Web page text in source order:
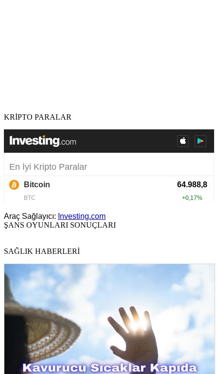
KRİPTO PARALAR
Araç Sağlayıcı: Investing.com
ŞANS OYUNLARI SONUÇLARI
SAĞLIK HABERLERİ